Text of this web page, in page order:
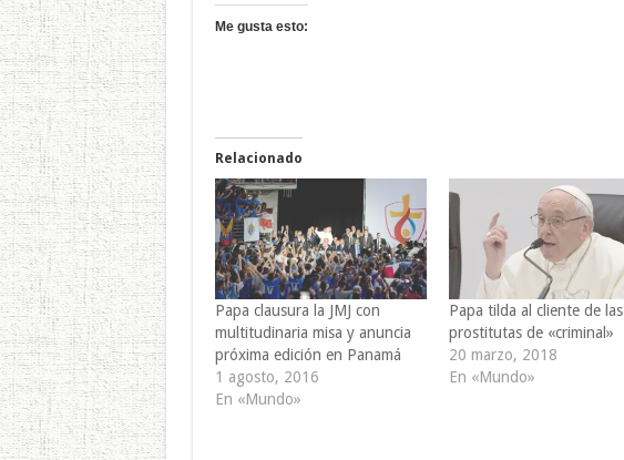
Me gusta esto:
Relacionado
Papa clausura la JMJ con
multitudinaria misa y anuncia
próxima edición en Panamá
1 agosto, 2016
En «Mundo»
Papa tilda al cliente de las
prostitutas de «criminal»
20 marzo, 2018
En «Mundo»